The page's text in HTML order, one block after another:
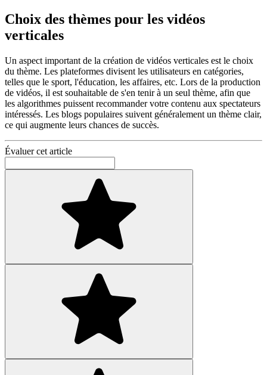
Choix des thèmes pour les vidéos
verticales
Un aspect important de la création de vidéos verticales est le choix
du thème. Les plateformes divisent les utilisateurs en catégories,
telles que le sport, l'éducation, les affaires, etc. Lors de la production
de vidéos, il est souhaitable de s'en tenir à un seul thème, afin que
les algorithmes puissent recommander votre contenu aux spectateurs
intéressés. Les blogs populaires suivent généralement un thème clair,
ce qui augmente leurs chances de succès.
Évaluer cet article